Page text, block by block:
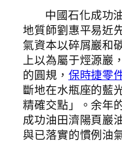
中國石化成功
地質師劉惠平易近
氣資本以碎屑巖和
上以為屬于烴源巖
的圓規， 保時捷零
斷地在水瓶座的藍
精確交點」。余年
成功油田濟陽頁巖
與已落實的慣例油